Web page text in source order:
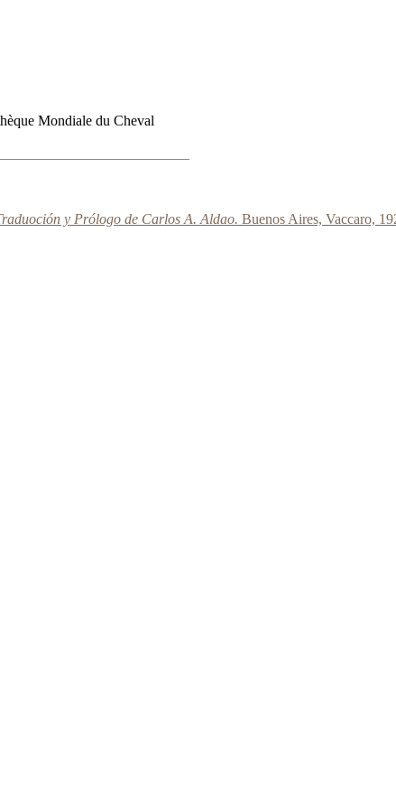
Mondiale du Cheval
y Prólogo de Carlos A. Aldao. Buenos Aires, Vaccaro,